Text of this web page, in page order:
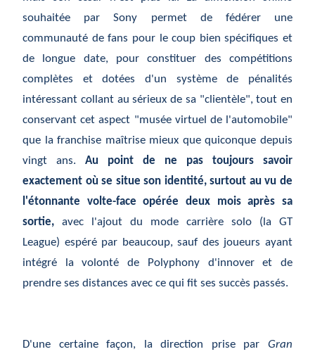
souhaitée par Sony permet de fédérer une
communauté de fans pour le coup bien spécifiques et
de longue date, pour constituer des compétitions
complètes et dotées d'un système de pénalités
intéressant collant au sérieux de sa "clientèle", tout en
conservant cet aspect "musée virtuel de l'automobile"
que la franchise maîtrise mieux que quiconque depuis
vingt ans. Au point de ne pas toujours savoir
exactement où se situe son identité, surtout au vu de
l'étonnante volte-face opérée deux mois après sa
sortie, avec l'ajout du mode carrière solo (la GT
League) espéré par beaucoup, sauf des joueurs ayant
intégré la volonté de Polyphony d'innover et de
prendre ses distances avec ce qui fit ses succès passés.
D'une certaine façon, la direction prise par Gran